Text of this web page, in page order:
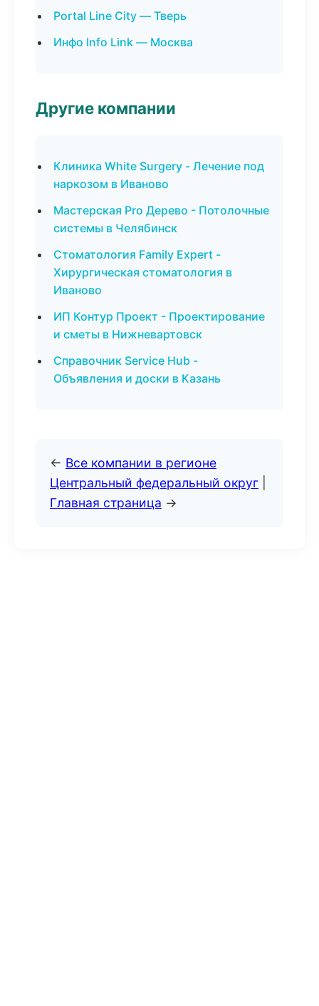
Portal Line City — Тверь
Инфо Info Link — Москва
Другие компании
Клиника White Surgery - Лечение под
наркозом в Иваново
Мастерская Pro Дерево - Потолочные
системы в Челябинск
Стоматология Family Expert -
Хирургическая стоматология в
Иваново
ИП Контур Проект - Проектирование
и сметы в Нижневартовск
Справочник Service Hub -
Объявления и доски в Казань
← Все компании в регионе
Центральный федеральный округ
Главная страница →